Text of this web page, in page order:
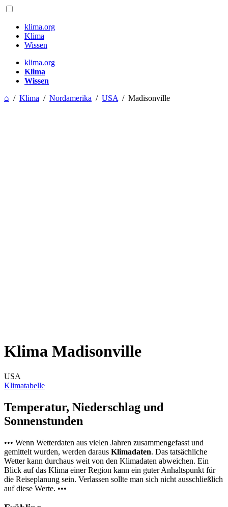
klima.org
Klima
Wissen
klima.org
Klima
Wissen
⌂ / Klima / Nordamerika / USA / Madisonville
Klima Madisonville
USA
Klimatabelle
Temperatur, Niederschlag und
Sonnenstunden
••• Wenn Wetterdaten aus vielen Jahren zusammengefasst und
gemittelt wurden, werden daraus Klimadaten. Das tatsächliche
Wetter kann durchaus weit von den Klimadaten abweichen. Ein
Blick auf das Klima einer Region kann ein guter Anhaltspunkt für
die Reiseplanung sein. Verlassen sollte man sich nicht ausschließlich
auf diese Werte. •••